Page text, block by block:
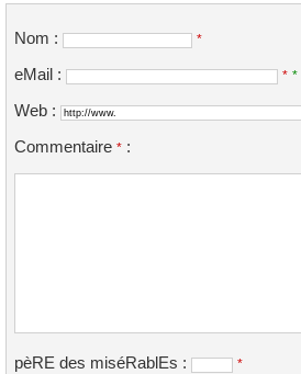
Nom : *
eMail : * *
Web :
Commentaire * :
pèRE des miséRablEs : *